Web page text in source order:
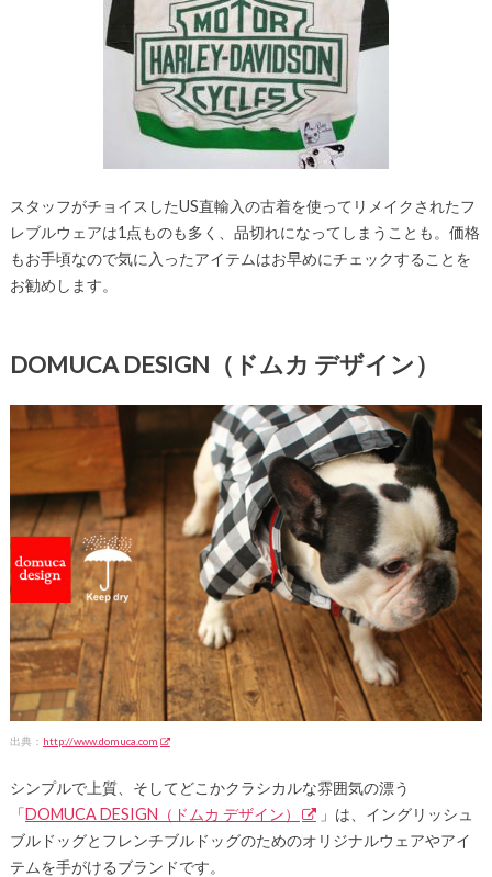
スタッフがチョイスしたUS直輸入の古着を使ってリメイクされたフ
レブルウェアは1点ものも多く、品切れになってしまうことも。価格
もお手頃なので気に入ったアイテムはお早めにチェックすることを
お勧めします。
DOMUCA DESIGN（ドムカ デザイン）
出典： http://www.domuca.com
シンプルで上質、そしてどこかクラシカルな雰囲気の漂う
「DOMUCA DESIGN（ドムカ デザイン）
」は、イングリッシュ
ブルドッグとフレンチブルドッグのためのオリジナルウェアやアイ
テムを手がけるブランドです。